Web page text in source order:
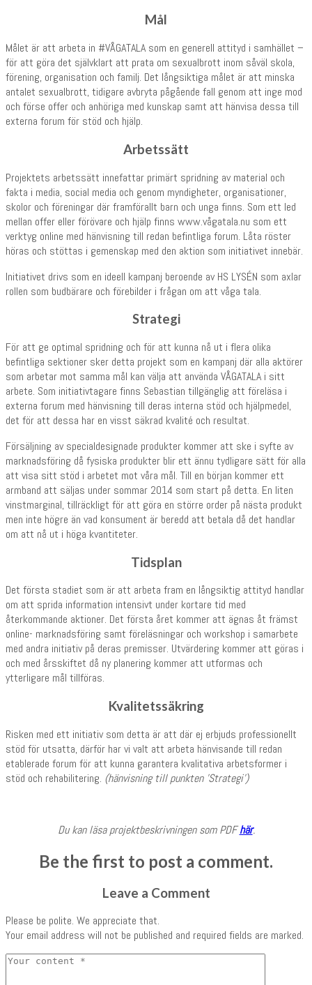
Mål
Målet är att arbeta in #VÅGATALA som en generell attityd i samhället –
för att göra det självklart att prata om sexualbrott inom såväl skola,
förening, organisation och familj. Det långsiktiga målet är att minska
antalet sexualbrott, tidigare avbryta pågående fall genom att inge mod
och förse offer och anhöriga med kunskap samt att hänvisa dessa till
externa forum för stöd och hjälp.
Arbetssätt
Projektets arbetssätt innefattar primärt spridning av material och
fakta i media, social media och genom myndigheter, organisationer,
skolor och föreningar där framförallt barn och unga finns. Som ett led
mellan offer eller förövare och hjälp finns www.vågatala.nu som ett
verktyg online med hänvisning till redan befintliga forum. Låta röster
höras och stöttas i gemenskap med den aktion som initiativet innebär.
Initiativet drivs som en ideell kampanj beroende av HS LYSÉN som axlar
rollen som budbärare och förebilder i frågan om att våga tala.
Strategi
För att ge optimal spridning och för att kunna nå ut i flera olika
befintliga sektioner sker detta projekt som en kampanj där alla aktörer
som arbetar mot samma mål kan välja att använda VÅGATALA i sitt
arbete. Som initiativtagare finns Sebastian tillgänglig att föreläsa i
externa forum med hänvisning till deras interna stöd och hjälpmedel,
det för att dessa har en visst säkrad kvalité och resultat.
Försäljning av specialdesignade produkter kommer att ske i syfte av
marknadsföring då fysiska produkter blir ett ännu tydligare sätt för alla
att visa sitt stöd i arbetet mot våra mål. Till en början kommer ett
armband att säljas under sommar 2014 som start på detta. En liten
vinstmarginal, tillräckligt för att göra en större order på nästa produkt
men inte högre än vad konsument är beredd att betala då det handlar
om att nå ut i höga kvantiteter.
Tidsplan
Det första stadiet som är att arbeta fram en långsiktig attityd handlar
om att sprida information intensivt under kortare tid med
återkommande aktioner. Det första året kommer att ägnas åt främst
online- marknadsföring samt föreläsningar och workshop i samarbete
med andra initiativ på deras premisser. Utvärdering kommer att göras i
och med årsskiftet då ny planering kommer att utformas och
ytterligare mål tillföras.
Kvalitetssäkring
Risken med ett initiativ som detta är att där ej erbjuds professionellt
stöd för utsatta, därför har vi valt att arbeta hänvisande till redan
etablerade forum för att kunna garantera kvalitativa arbetsformer i
stöd och rehabilitering. (hänvisning till punkten ’Strategi’)
Du kan läsa projektbeskrivningen som PDFhär.
Be the first to post a comment.
Leave a Comment
Please be polite. We appreciate that.
Your email address will not be published and required fields are marked.